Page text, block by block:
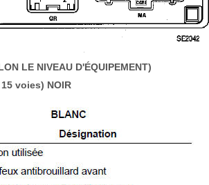
LE NIVEAU D'ÉQUIPEMENT)
voies) NOIR